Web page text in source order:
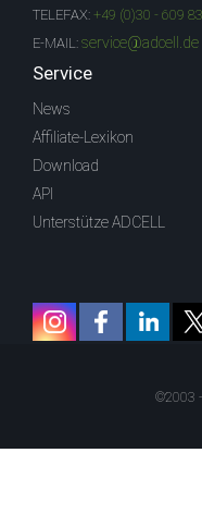
TELEFAX: +49 (0)30 - 609
E-MAIL: service@adcell.de
Service
News
Affiliate-Lexikon
Download
API
Unterstütze ADCELL
©2003